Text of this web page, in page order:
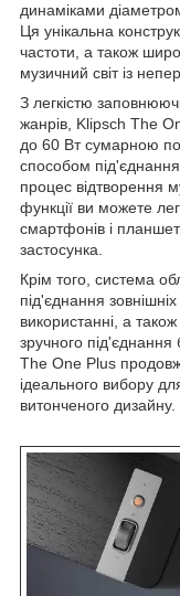
динаміками
Ця унікальна
частоти, а також
музичний світ із
З легкістю
жанрів, Klipsch The
до 60 Вт сумарною
способом
процес відтворення
функції ви можете
смартфонів і
застосунка.
Крім того, система
під'єднання
використанні, а
зручного під'єднання
The One Plus
ідеального вибору
витонченого дизайну.